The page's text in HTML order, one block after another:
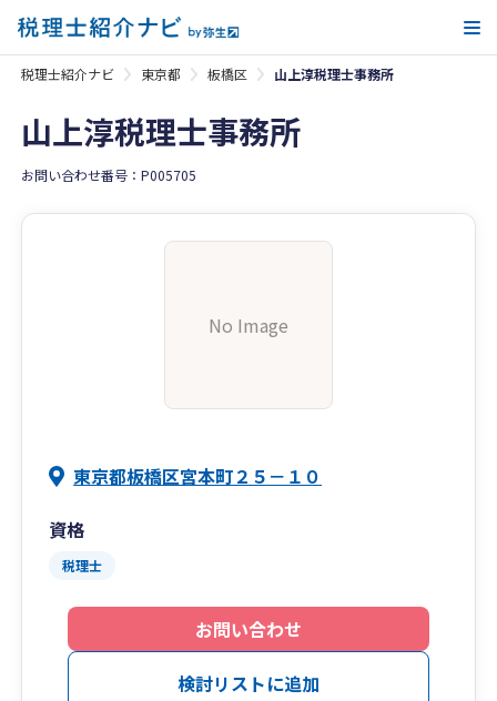
税理士紹介ナビ 東京都 板橋区 山上淳税理士事務所
山上淳税理士事務所
お問い合わせ番号：P005705
No Image
東京都板橋区宮本町２５－１０
資格
税理士
お問い合わせ
検討リストに追加